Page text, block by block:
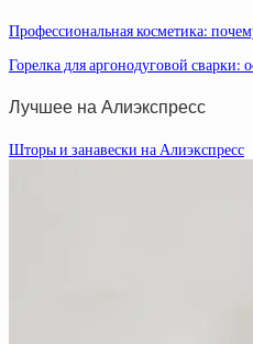
Профессиональная косметика:
Горелка для аргонодуговой
Лучшее на Алиэкспресс
Шторы и занавески на Алиэкспресс